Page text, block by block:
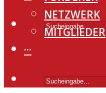
NETZWERK
MITGLIEDER
···